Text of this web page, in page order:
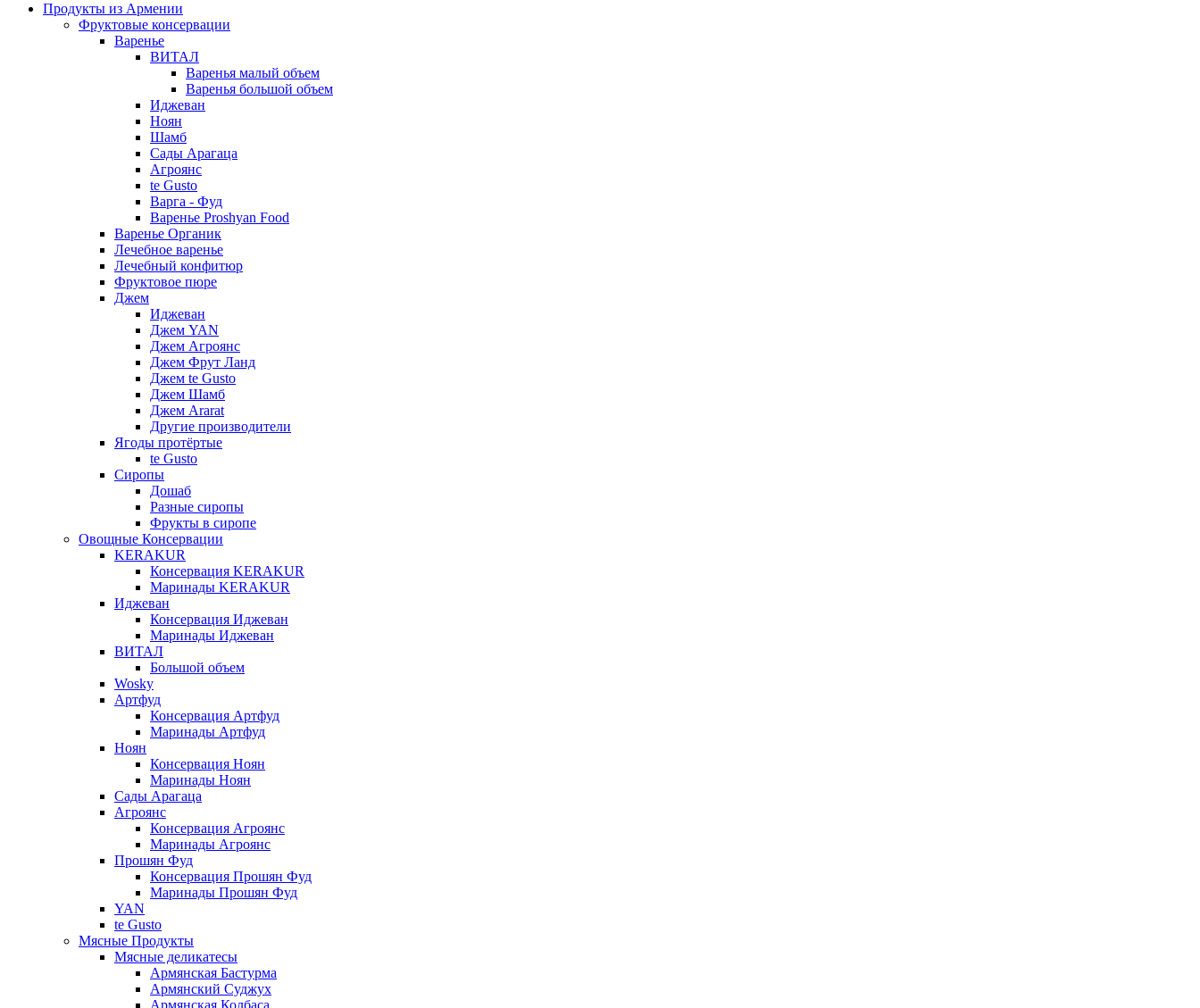
Продукты из Армении
Фруктовые консервации
Варенье
ВИТАЛ
Варенья малый объем
Варенья большой объем
Иджеван
Ноян
Шамб
Сады Арагаца
Агроянс
te Gusto
Варга - Фуд
Варенье Proshyan Food
Варенье Органик
Лечебное варенье
Лечебный конфитюр
Фруктовое пюре
Джем
Иджеван
Джем YAN
Джем Агроянс
Джем Фрут Ланд
Джем te Gusto
Джем Шамб
Джем Ararat
Другие производители
Ягоды протёртые
te Gusto
Сиропы
Дошаб
Разные сиропы
Фрукты в сиропе
Овощные Консервации
KERAKUR
Консервация KERAKUR
Маринады KERAKUR
Иджеван
Консервация Иджеван
Маринады Иджеван
ВИТАЛ
Большой объем
Wosky
Артфуд
Консервация Артфуд
Маринады Артфуд
Ноян
Консервация Ноян
Маринады Ноян
Сады Арагаца
Агроянс
Консервация Агроянс
Маринады Агроянс
Прошян Фуд
Консервация Прошян Фуд
Маринады Прошян Фуд
YAN
te Gusto
Мясные Продукты
Мясные деликатесы
Армянская Бастурма
Армянский Суджух
Армянская Колбаса